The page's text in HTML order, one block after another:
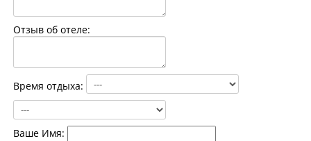
Отзыв об отеле:
Время отдыха:
Ваше Имя: